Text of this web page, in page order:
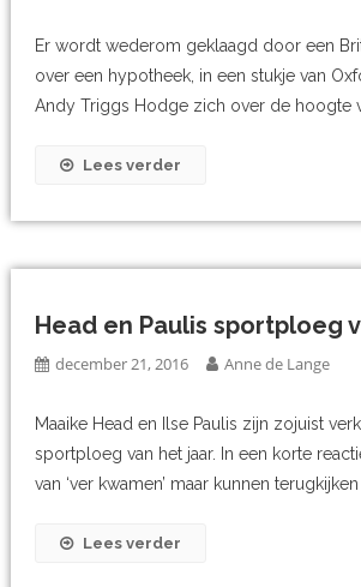
Er wordt wederom geklaagd door een
over een hypotheek, in een stukje van
Andy Triggs Hodge zich over de hoogte
Lees verder
Head en Paulis sportploeg
december 21, 2016 Anne de Lange
Maaike Head en Ilse Paulis zijn zojuist
sportploeg van het jaar. In een korte
van ‘ver kwamen’ maar kunnen
Lees verder